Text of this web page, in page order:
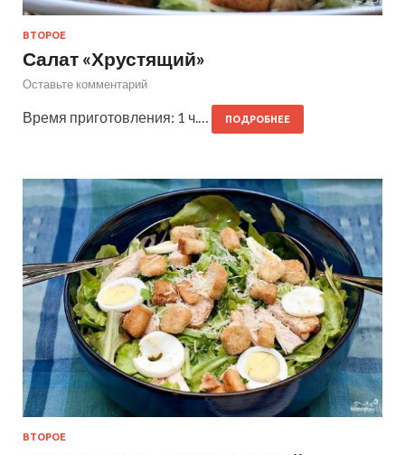
ВТОРОЕ
Салат «Хрустящий»
Оставьте комментарий
Время приготовления: 1 ч.… ПОДРОБНЕЕ
ВТОРОЕ